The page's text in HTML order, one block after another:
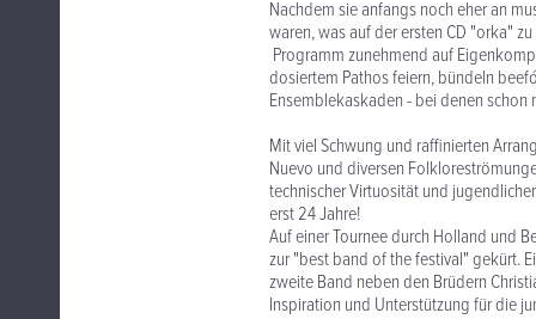
Nachdem sie anfangs noch eher an
waren, was auf der ersten CD "orka"
Programm zunehmend auf
dosiertem Pathos feiern, bündeln
Ensemblekaskaden - bei denen
Mit viel Schwung und raffinierten
Nuevo und diversen
technischer Virtuosität und
erst 24 Jahre!
Auf einer Tournee durch Holland
zur "best band of the festival" gekürt.
zweite Band neben den Brüdern
Inspiration und Unterstützung für die